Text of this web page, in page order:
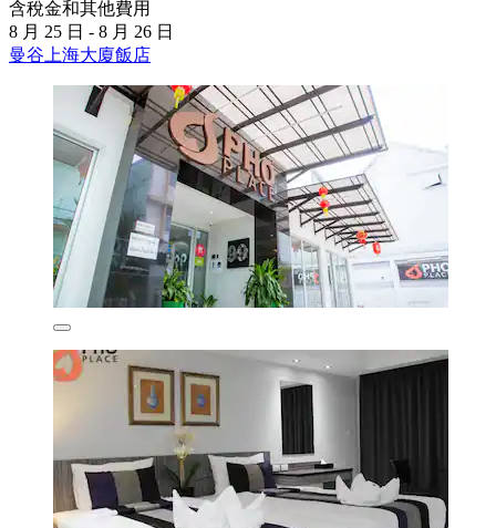
含稅金和其他費用
8 月 25 日 - 8 月 26 日
曼谷上海大廈飯店